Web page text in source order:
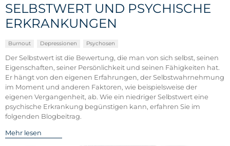
SELBSTWERT UND PSYCHISCHE
ERKRANKUNGEN
Burnout Depressionen Psychosen
Der Selbstwert ist die Bewertung, die man von sich selbst, seinen
Eigenschaften, seiner Persönlichkeit und seinen Fähigkeiten hat.
Er hängt von den eigenen Erfahrungen, der Selbstwahrnehmung
im Moment und anderen Faktoren, wie beispielsweise der
eigenen Vergangenheit, ab. Wie ein niedriger Selbstwert eine
psychische Erkrankung begünstigen kann, erfahren Sie im
folgenden Blogbeitrag.
Mehr lesen